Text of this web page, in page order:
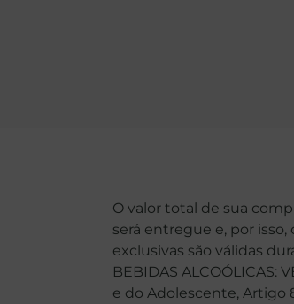
O valor total de sua
será entregue e, por
exclusivas são válidas
BEBIDAS ALCOÓLICAS:
e do Adolescente, Artigo